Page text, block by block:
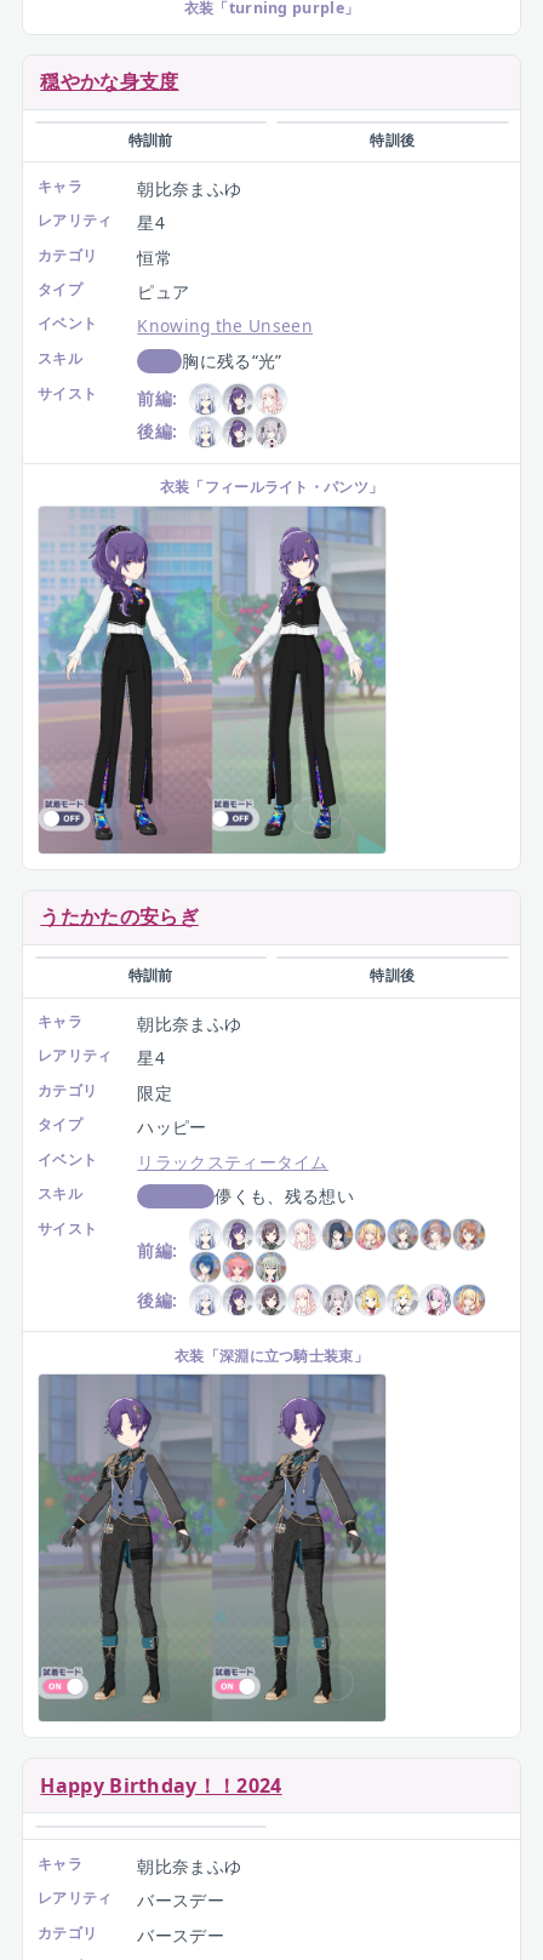
イベント 灯を手繰り寄せて
スキル PERFECTスコアUP
なんでもない時間がくれるもの
前編:
後編:
穏やかな身支度
特訓前
キャラ 朝比奈まふゆ
レアリティ 星4
カテゴリ 恒常
タイプ ピュア
イベント Knowing the Unseen
回復 胸に残る“光”
サイスト
前編:
後編:
うたかたの安らぎ
特訓前 特訓後
キャラ 朝比奈まふゆ
レアリティ 星4
限定
ハッピー
イベント リラックスティータイム
スキル スコアUP 儚くも、残る想い
前編:
後編:
衣装 「 深淵に立つ騎士装束